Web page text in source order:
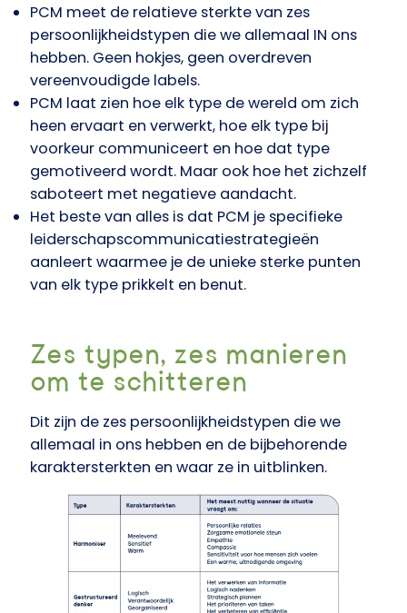
PCM meet de relatieve sterkte van zes
persoonlijkheidstypen die we allemaal IN ons
hebben. Geen hokjes, geen overdreven
vereenvoudigde labels.
PCM laat zien hoe elk type de wereld om zich
heen ervaart en verwerkt, hoe elk type bij
voorkeur communiceert en hoe dat type
gemotiveerd wordt. Maar ook hoe het zichzelf
saboteert met negatieve aandacht.
Het beste van alles is dat PCM je specifieke
leiderschapscommunicatiestrategieën
aanleert waarmee je de unieke sterke punten
van elk type prikkelt en benut.
Zes typen, zes manieren
om te schitteren
Dit zijn de zes persoonlijkheidstypen die we
allemaal in ons hebben en de bijbehorende
karaktersterkten en waar ze in uitblinken.